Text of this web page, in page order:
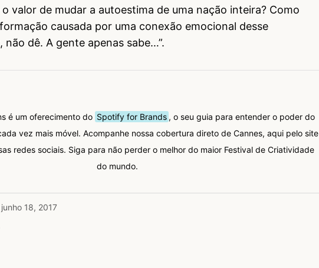
o valor de mudar a autoestima de uma nação inteira? Como
causada por uma conexão emocional desse
não dê. A gente apenas sabe…”.
é um oferecimento do Spotify for Brands , o seu guia para entender o poder do
vez mais móvel. Acompanhe nossa cobertura direto de Cannes, aqui pelo site
redes sociais. Siga para não perder o melhor do maior Festival de Criatividade
do mundo.
junho 18, 2017